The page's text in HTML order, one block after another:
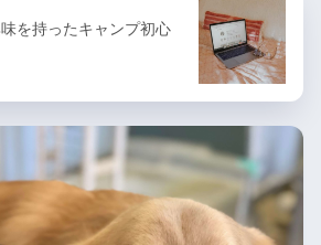
を持ったキャンプ初心